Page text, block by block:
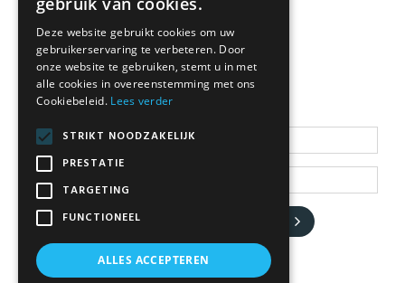
NEWSLETTER
Blijf op de hoogte
JA, HOU ME OP DE HOOGTE
Deze website gebruikt cookies om uw
gebruikerservaring te verbeteren. Door
onze website te gebruiken, stemt u in met
alle cookies in overeenstemming met ons
Cookiebeleid. Lees verder
STRIKT NOODZAKELIJK
PRESTATIE
TARGETING
FUNCTIONEEL
ALLES ACCEPTEREN